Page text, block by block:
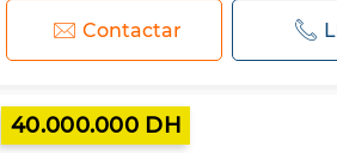
Contactar
40.000.000 DH